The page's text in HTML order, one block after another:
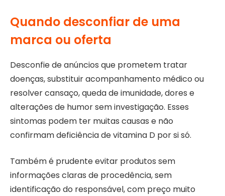
Quando desconfiar de uma
marca ou oferta
Desconfie de anúncios que prometem tratar
doenças, substituir acompanhamento médico ou
resolver cansaço, queda de imunidade, dores e
alterações de humor sem investigação. Esses
sintomas podem ter muitas causas e não
confirmam deficiência de vitamina D por si só.
Também é prudente evitar produtos sem
informações claras de procedência, sem
identificação do responsável, com preço muito